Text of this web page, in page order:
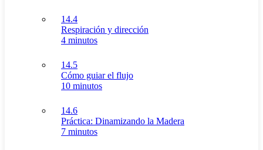
14.4
Respiración y dirección
4 minutos
14.5
Cómo guiar el flujo
10 minutos
14.6
Práctica: Dinamizando la Madera
7 minutos